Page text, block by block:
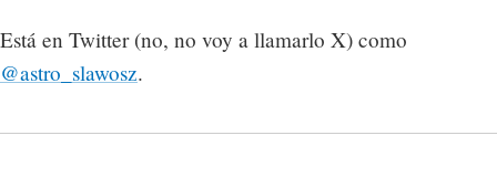
Está en Twitter (no, no voy a llamarlo X) como
@astro_slawosz.